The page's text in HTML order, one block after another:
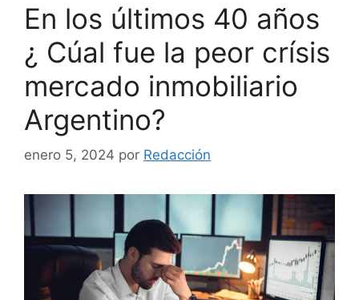
En los últimos 40 años
¿ Cúal fue la peor crísis
mercado inmobiliario
Argentino?
enero 5, 2024 por Redacción